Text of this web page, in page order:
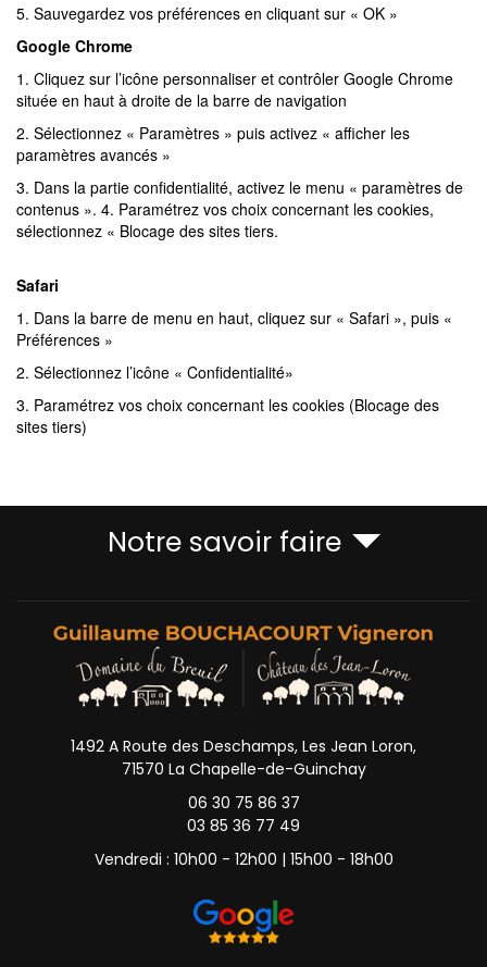
5. Sauvegardez vos préférences en cliquant sur « OK »
Google Chrome
1. Cliquez sur l’icône personnaliser et contrôler Google Chrome
située en haut à droite de la barre de navigation
2. Sélectionnez « Paramètres » puis activez « afficher les
paramètres avancés »
3. Dans la partie confidentialité, activez le menu « paramètres de
contenus ». 4. Paramétrez vos choix concernant les cookies,
sélectionnez « Blocage des sites tiers.
Safari
1. Dans la barre de menu en haut, cliquez sur « Safari », puis «
Préférences »
2. Sélectionnez l’icône « Confidentialité»
3. Paramétrez vos choix concernant les cookies (Blocage des
sites tiers)
Notre savoir faire
1492 A Route des Deschamps, Les Jean Loron,
71570 La Chapelle-de-Guinchay
06 30 75 86 37
03 85 36 77 49
Vendredi : 10h00 - 12h00 | 15h00 - 18h00